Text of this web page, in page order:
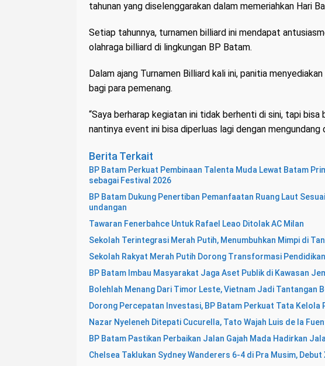
tahunan yang diselenggarakan dalam memeriahkan Hari
Setiap tahunnya, turnamen billiard ini mendapat
olahraga billiard di lingkungan BP Batam.
Dalam ajang Turnamen Billiard kali ini, panitia
bagi para pemenang.
“Saya berharap kegiatan ini tidak berhenti di sini, tapi bisa
nantinya event ini bisa diperluas lagi dengan mengundang
Berita Terkait
BP Batam Perkuat Pembinaan Talenta Muda Lewat Batam
sebagai Festival 2026
BP Batam Dukung Penertiban Pemanfaatan Ruang Laut
undangan
Tawaran Fenerbahce Untuk Rafael Leao Ditolak AC Milan
Sekolah Terintegrasi Merah Putih, Menumbuhkan Mimpi di
Sekolah Rakyat Merah Putih Dorong Transformasi
BP Batam Imbau Masyarakat Jaga Aset Publik di Kawasan
Bolehlah Menang Dari Timor Leste, Vietnam Jadi Tantangan
Dorong Percepatan Investasi, BP Batam Perkuat Tata
Nazar Nyeleneh Ditepati Cucurella, Tato Wajah Luis de la
BP Batam Pastikan Perbaikan Jalan Gajah Mada Hadirkan
Chelsea Taklukan Sydney Wanderers 6-4 di Pra Musim,